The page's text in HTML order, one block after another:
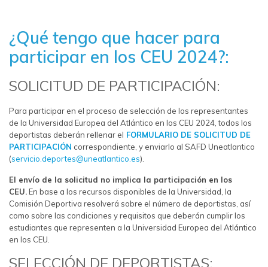
¿Qué tengo que hacer para
participar en los CEU 2024?:
SOLICITUD DE PARTICIPACIÓN:
Para participar en el proceso de selección de los representantes
de la Universidad Europea del Atlántico en los CEU 2024, todos los
deportistas deberán rellenar el FORMULARIO DE SOLICITUD DE
PARTICIPACIÓN correspondiente, y enviarlo al SAFD Uneatlantico
(servicio.deportes@uneatlantico.es).
El envío de la solicitud no implica la participación en los
CEU.En base a los recursos disponibles de la Universidad, la
Comisión Deportiva resolverá sobre el número de deportistas, así
como sobre las condiciones y requisitos que deberán cumplir los
estudiantes que representen a la Universidad Europea del Atlántico
en los CEU.
SELECCIÓN DE DEPORTISTAS: